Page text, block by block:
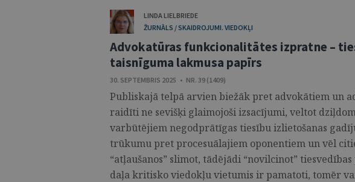
LINDA LIELBRIEDE
ŽURNĀLS / SKAIDROJUMI. VIEDOKĻI
Advokatūras funkcionalitātes izpratne –
taisnīguma lakmusa papīrs
30. SEPTEMBRIS 2025 • NR. 39 (1409)
Publiskajā telpā arvien biežāk pret advokātiem un
raidīti ne sevišķi glaimojoši izsacījumi, veltot
varbūtējiem negodprātīgas tiesību izlietošanas
trūkumu pret procesuālajiem oponentiem un vēl
“atļaušanos” slimot, tādējādi “novilcinot” tiesvedības
daļa kritisko viedokļu vietumis ir pamatoti, tomēr